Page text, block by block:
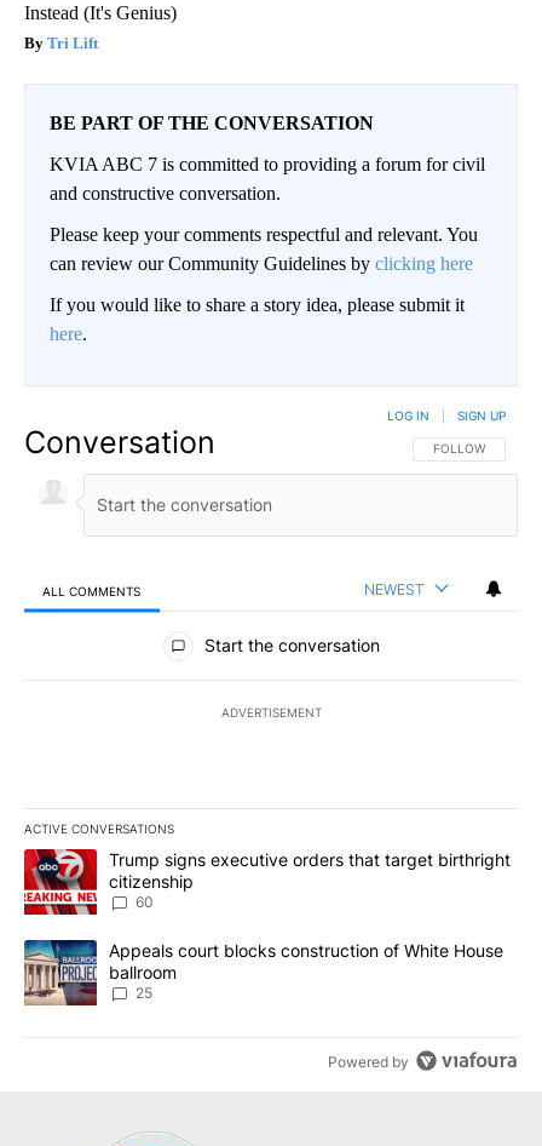
Instead (It's Genius)
Tri Lift
BE PART OF THE CONVERSATION
KVIA ABC 7 is committed to providing a forum for civil
and constructive conversation.
Please keep your comments respectful and relevant. You
can review our Community Guidelines by clicking here
If you would like to share a story idea, please submit it
here.
Conversation FOLLOW THIS
FOLLOW
LOG IN SIGN UP
ALL COMMENTS NEWEST
All Comments
Start the conversation
ADVERTISEMENT
ACTIVE CONVERSATIONS
The following is a list of the most commented articles in the last
A trending article titled "Trump signs executive orders that
Trump signs executive orders that target birthright
citizenship
60
A trending article titled "Appeals court blocks construction of
Appeals court blocks construction of White House
ballroom
25
Powered by